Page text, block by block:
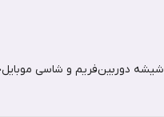
شیشه دوربینفریم و شاسی موبایل